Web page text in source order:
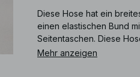
Diese Hose hat ein
einen elastischen Bund
Seitentaschen. Diese
Mehr anzeigen